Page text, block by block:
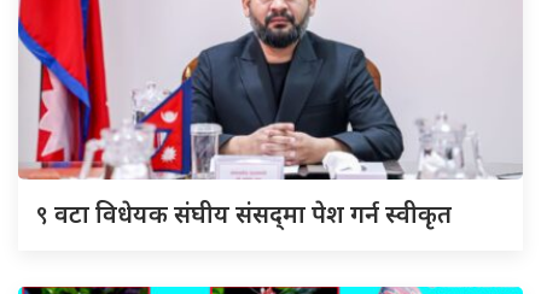
९ वटा विधेयक संघीय संसद्‌मा पेश गर्न स्वीकृत